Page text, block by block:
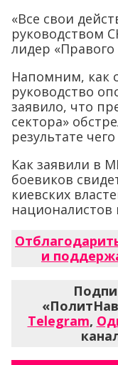
«Все свои
руководством
лидер «Правого
Напомним, как
руководство
заявило, что
сектора»
результате
Как заявили в
боевиков
киевских
националистов
и
Telegram,